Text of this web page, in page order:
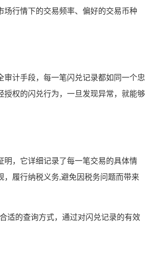
行情下的交易频率、偏好的交易币种
计手段，每一笔闪兑记录都如同一个忠
权的闪兑行为，一旦发现异常，就能够
，它详细记录了每一笔交易的具体情
履行纳税义务,避免因税务问题而带来
适的查询方式，通过对闪兑记录的有效